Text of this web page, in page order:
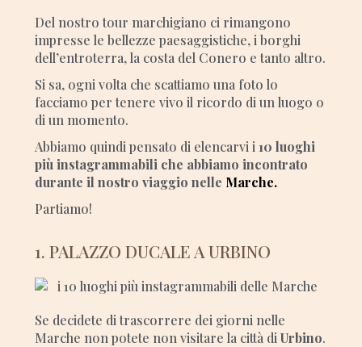
Del nostro tour marchigiano ci rimangono
impresse le bellezze paesaggistiche, i borghi
dell’entroterra, la costa del Conero e tanto altro.
Si sa, ogni volta che scattiamo una foto lo
facciamo per tenere vivo il ricordo di un luogo o
di un momento.
Abbiamo quindi pensato di elencarvi i 10 luoghi
più instagrammabili che abbiamo incontrato
durante il nostro viaggio nelle Marche.
Partiamo!
1. PALAZZO DUCALE A URBINO
Se decidete di trascorrere dei giorni nelle
Marche non potete non visitare la città di Urbino.